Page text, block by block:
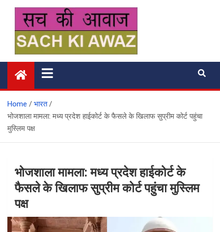
content
सच की आवाज
Home
भारत
भोजशाला मामला: मध्य प्रदेश हाईकोर्ट के फैसले के खिलाफ सुप्रीम कोर्ट पहुंचा
मुस्लिम पक्ष
भोजशाला मामला: मध्य प्रदेश हाईकोर्ट के
फैसले के खिलाफ सुप्रीम कोर्ट पहुंचा मुस्लिम
पक्ष